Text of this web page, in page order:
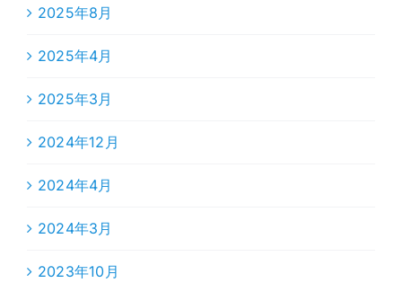
2025年8月
2025年4月
2025年3月
2024年12月
2024年4月
2024年3月
2023年10月